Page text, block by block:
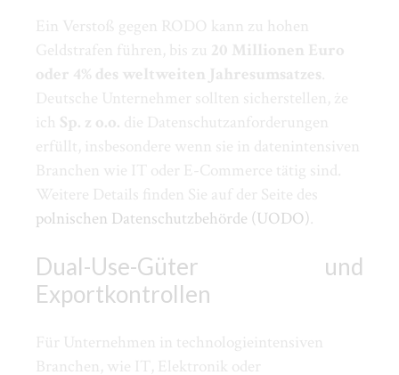
Ein Verstoß gegen RODO kann zu hohen
Geldstrafen führen, bis zu 20 Millionen Euro
oder 4% des weltweiten Jahresumsatzes.
Deutsche Unternehmer sollten sicherstellen, że
ich Sp. z o.o. die Datenschutzanforderungen
erfüllt, insbesondere wenn sie in datenintensiven
Branchen wie IT oder E-Commerce tätig sind.
Weitere Details finden Sie auf der Seite des
polnischen Datenschutzbehörde (UODO).
Dual-Use-Güter und
Exportkontrollen
Für Unternehmen in technologieintensiven
Branchen, wie IT, Elektronik oder